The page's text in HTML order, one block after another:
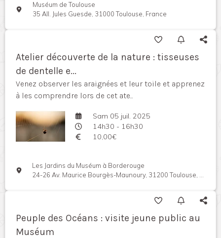
Muséum de Toulouse
35 All. Jules Guesde, 31000 Toulouse, France
Atelier découverte de la nature : tisseuses
de dentelle e...
Venez observer les araignées et leur toile et apprenez
à les comprendre lors de cet ate...
Sam 05 juil. 2025
14h30 - 16h30
10,00€
Les Jardins du Muséum à Borderouge
24-26 Av. Maurice Bourgès-Maunoury, 31200 Toulouse, France
Peuple des Océans : visite jeune public au
Muséum